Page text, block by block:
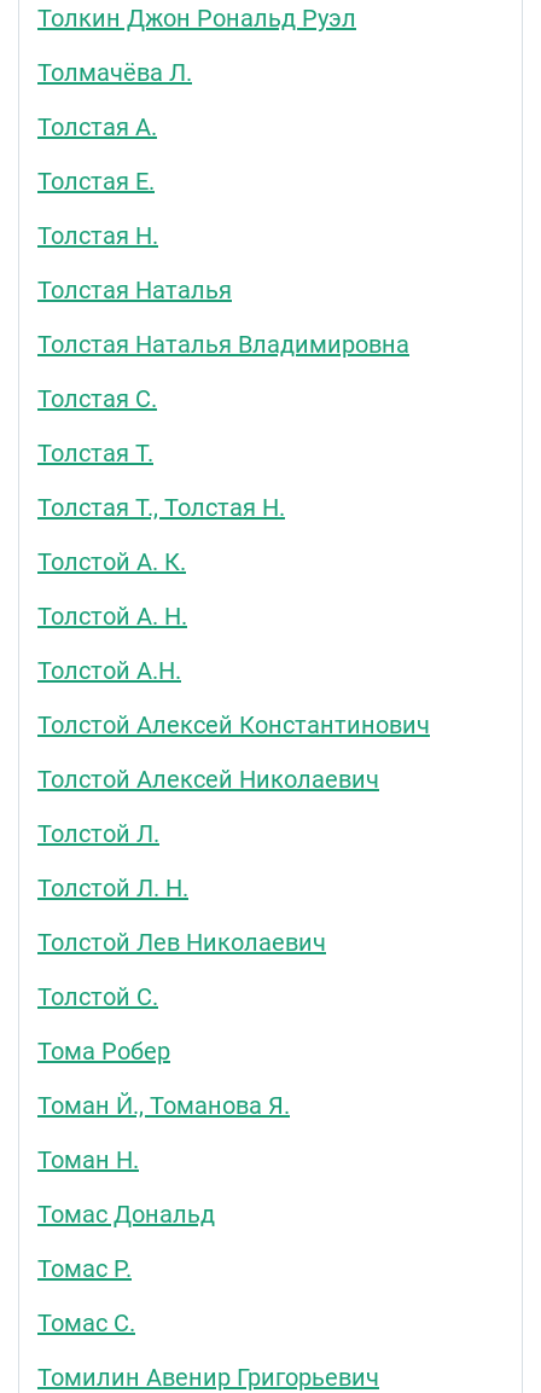
Толкин Джон Рональд Руэл
Толмачёва Л.
Толстая А.
Толстая Е.
Толстая Н.
Толстая Наталья
Толстая Наталья Владимировна
Толстая С.
Толстая Т.
Толстая Т., Толстая Н.
Толстой А. К.
Толстой А. Н.
Толстой А.Н.
Толстой Алексей Константинович
Толстой Алексей Николаевич
Толстой Л.
Толстой Л. Н.
Толстой Лев Николаевич
Толстой С.
Тома Робер
Томан Й., Томанова Я.
Томан Н.
Томас Дональд
Томас Р.
Томас С.
Томилин Авенир Григорьевич